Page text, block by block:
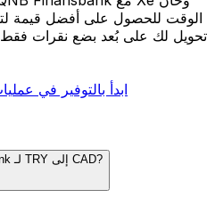
الوقت للحصول على أفضل قيمة
تحويل لك على بُعد بضع نقرات فقط -
ابدأ بالتوفير في
ما هو سعر الصرف QNB Finansbank لـ TRY إلى CAD?